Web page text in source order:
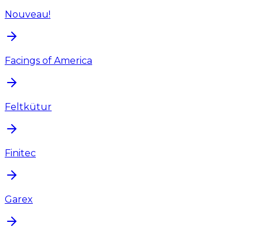
Nouveau!
Facings of America
Feltkütur
Finitec
Garex